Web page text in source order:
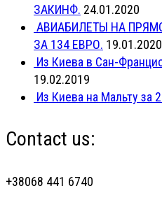
ЗАКИНФ. 24.01.2020
АВИАБИЛЕТЫ НА
ЗА 134 ЕВРО. 19.01.2020
Из Киева в Сан-
19.02.2019
Из Киева на Мальту за
Contact us:
+38068 441 6740